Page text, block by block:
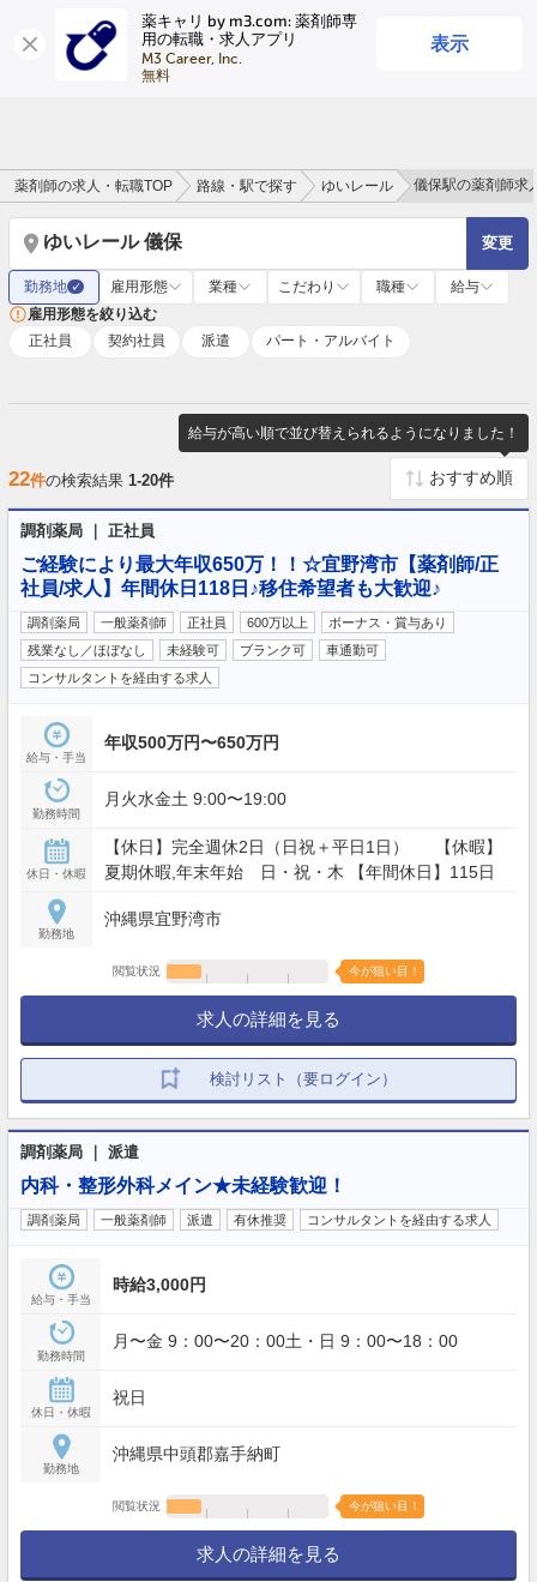
薬キャリ by m3.com: 薬剤師専
用の転職・求人アプリ
M3 Career, Inc.
無料
表示
ログイン
薬剤師の求人・転職TOP 路線・駅で探す ゆいレール 儀保駅の薬剤師求
ゆいレール 儀保 変更
勤務地 ✓ 雇用形態 業種 こだわり 職種
給与
雇用形態を絞り込む
正社員
契約社員 派遣 パート・アルバイト
給与が高い順で並び替えられるようになりました！
22件の検索結果 1-20件
調剤薬局 ｜ 正社員
ご経験により最大年収650万！！☆宜野湾市【薬剤師/正
社員/求人】年間休日118日♪移住希望者も大歓迎♪
調剤薬局 一般薬剤師 正社員 600万以上
ボーナス・賞与あり
残業なし／ほぼなし
未経験可 ブランク可
車通勤可
コンサルタントを経由する求人
給与・手当
年収500万円〜650万円
勤務時間
月火水金土 9:00〜19:00
休日・休暇
【休日】完全週休2日（日祝＋平日1日） 【休暇】
夏期休暇,年末年始 日・祝・木 【年間休日】115日
勤務地
沖縄県宜野湾市
閲覧状況 今が狙い目！
求人の詳細を見る
検討リスト（要ログイン）
調剤薬局 ｜ 派遣
内科・整形外科メイン★未経験歓迎！
調剤薬局 一般薬剤師 派遣 有休推奨 コンサルタントを経由する求人
給与・手当
時給3,000円
勤務時間
月〜金 9：00〜20：00土・日 9：00〜18：00
休日・休暇
祝日
勤務地
沖縄県中頭郡嘉手納町
閲覧状況 今が狙い目！
求人の詳細を見る